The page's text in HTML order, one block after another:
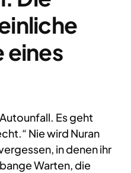
eines
Es geht
Nie wird Nuran
in denen ihr
Warten, die